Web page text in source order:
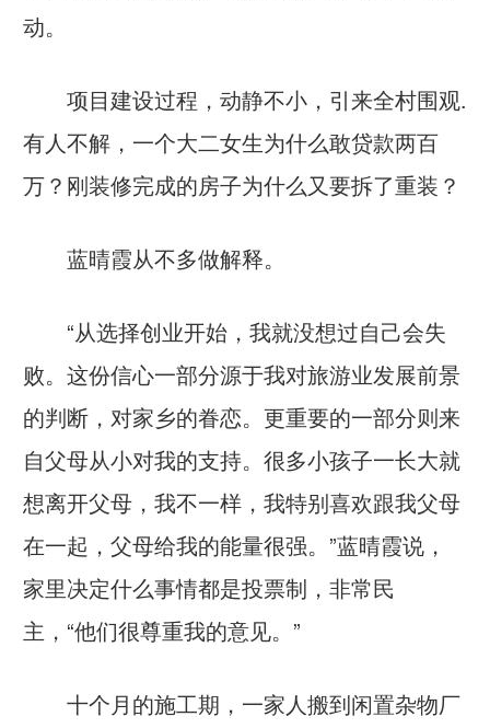
动。
项目建设过程，动静不小，引来全村围观.
有人不解，一个大二女生为什么敢贷款两百
万？刚装修完成的房子为什么又要拆了重装？
蓝晴霞从不多做解释。
“从选择创业开始，我就没想过自己会失
败。这份信心一部分源于我对旅游业发展前景
的判断，对家乡的眷恋。更重要的一部分则来
自父母从小对我的支持。很多小孩子一长大就
想离开父母，我不一样，我特别喜欢跟我父母
在一起，父母给我的能量很强。”蓝晴霞说，
家里决定什么事情都是投票制，非常民
主，“他们很尊重我的意见。”
十个月的施工期，一家人搬到闲置杂物厂